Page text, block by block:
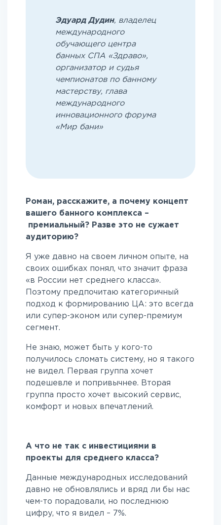
Эдуард Дудин, владелец
международного
обучающего центра
банных СПА «Здраво»,
организатор и судья
чемпионатов по банному
мастерству, глава
международного
инновационного форума
«Мир бани»
Роман, расскажите, а почему концепт
вашего банного комплекса –
премиальный? Разве это не сужает
аудиторию?
Я уже давно на своем личном опыте, на
своих ошибках понял, что значит фраза
«в России нет среднего класса».
Поэтому предпочитаю категоричный
подход к формированию ЦА: это всегда
или супер-эконом или супер-премиум
сегмент.
Не знаю, может быть у кого-то
получилось сломать систему, но я такого
не видел. Первая группа хочет
подешевле и попривычнее. Вторая
группа просто хочет высокий сервис,
комфорт и новых впечатлений.
А что не так с инвестициями в
проекты для среднего класса?
Данные международных исследований
давно не обновлялись и вряд ли бы нас
чем-то порадовали, но последнюю
цифру, что я видел – 7%.